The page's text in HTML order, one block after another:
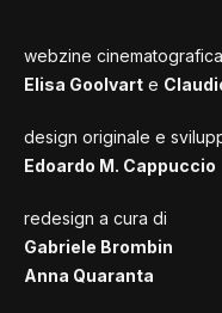
webzine
Elisa Goolvart e
design originale e
Edoardo M. Cappuccio
redesign a cura di
Gabriele Brombin
Anna Quaranta